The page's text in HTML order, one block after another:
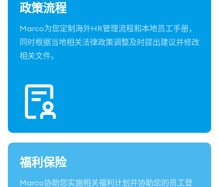
政策流程
Marco为您定制海外HR管理流程和本地员工手册，
同时根据当地相关法律政策调整及时提出建议并修改
相关文件。
福利保险
Marco协助您实施相关福利计划并协助您的员工登